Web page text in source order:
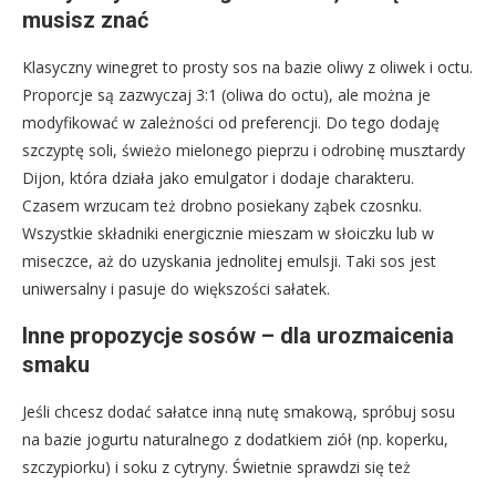
musisz znać
Klasyczny winegret to prosty sos na bazie oliwy z oliwek i octu.
Proporcje są zazwyczaj 3:1 (oliwa do octu), ale można je
modyfikować w zależności od preferencji. Do tego dodaję
szczyptę soli, świeżo mielonego pieprzu i odrobinę musztardy
Dijon, która działa jako emulgator i dodaje charakteru.
Czasem wrzucam też drobno posiekany ząbek czosnku.
Wszystkie składniki energicznie mieszam w słoiczku lub w
miseczce, aż do uzyskania jednolitej emulsji. Taki sos jest
uniwersalny i pasuje do większości sałatek.
Inne propozycje sosów – dla urozmaicenia
smaku
Jeśli chcesz dodać sałatce inną nutę smakową, spróbuj sosu
na bazie jogurtu naturalnego z dodatkiem ziół (np. koperku,
szczypiorku) i soku z cytryny. Świetnie sprawdzi się też